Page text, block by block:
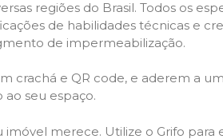
regiões do Brasil. Todos os
de habilidades técnicas e
de impermeabilização.
crachá e QR code, e aderem a
seu espaço.
imóvel merece. Utilize o Grifo para